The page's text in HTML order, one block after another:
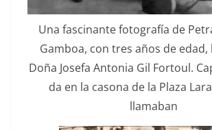
Una fasci­nante fotografía de
Gam­boa, con tres años de
Doña Jose­fa Anto­nia Gil For­toul.
da en la casona de la Plaza
llamaban